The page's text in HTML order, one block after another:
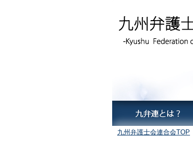
九州弁護士会連合会TOP